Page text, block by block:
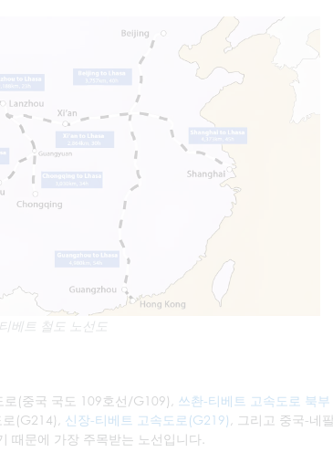
베트 철도 노선도
로(중국 국도 109호선/G109), 쓰촨-티베트 고속도로 북
로(G214), 신장-티베트 고속도로(G219) , 그리고 중국-네
때문에 가장 주목받는 노선입니다.